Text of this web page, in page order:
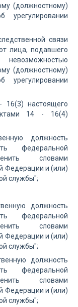
(должностному)
связи
лица, подавшего
(должностному)
16(3) настоящего
14 - 16(4)
должность
федеральной
словами
Федерации и (или)
службы";
должность
федеральной
словами
Федерации и (или)
службы";
должность
федеральной
словами
Федерации и (или)
службы";